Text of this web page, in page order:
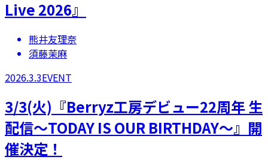
Live 2026』
熊井友理奈
須藤茉麻
2026.3.3EVENT
​3/3(火)『Berryz工房デビュー22周年 生
配信～TODAY IS OUR BIRTHDAY～』開
催決定！